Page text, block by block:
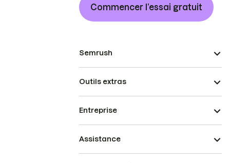
Commencer l’essai gratuit
Semrush
Outils extras
Entreprise
Assistance